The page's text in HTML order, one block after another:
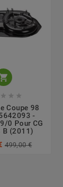
  
Coupe 98
-
0 Pour CG
B (2011)
499,00 €